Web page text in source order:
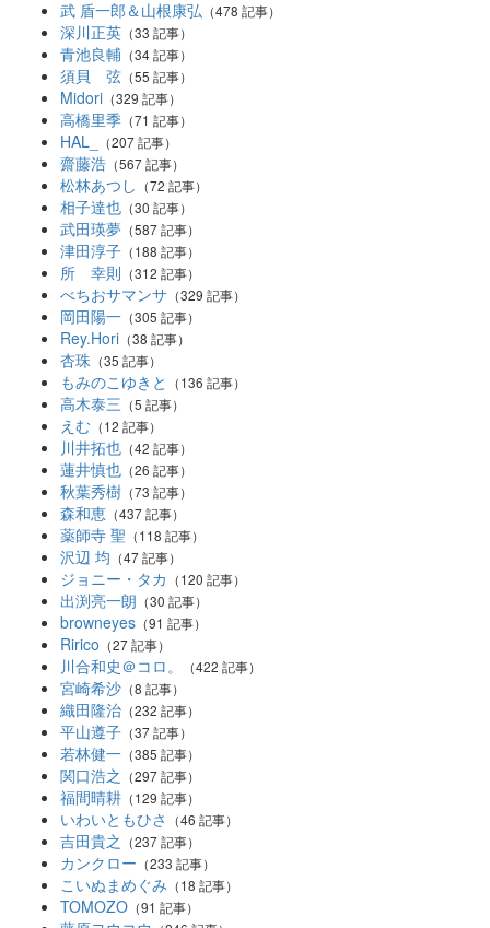
武 盾一郎＆山根康弘 （478 記事）
深川正英 （33 記事）
青池良輔 （34 記事）
須貝 弦 （55 記事）
Midori （329 記事）
高橋里季 （71 記事）
HAL_ （207 記事）
齋藤浩 （567 記事）
松林あつし （72 記事）
相子達也 （30 記事）
武田瑛夢 （587 記事）
津田淳子 （188 記事）
所 幸則 （312 記事）
べちおサマンサ （329 記事）
岡田陽一 （305 記事）
Rey.Hori （38 記事）
杏珠 （35 記事）
もみのこゆきと （136 記事）
高木泰三 （5 記事）
えむ （12 記事）
川井拓也 （42 記事）
蓮井慎也 （26 記事）
秋葉秀樹 （73 記事）
森和恵 （437 記事）
薬師寺 聖 （118 記事）
沢辺 均 （47 記事）
ジョニー・タカ （120 記事）
出渕亮一朗 （30 記事）
browneyes （91 記事）
Ririco （27 記事）
川合和史＠コロ。 （422 記事）
宮崎希沙 （8 記事）
織田隆治 （232 記事）
平山遵子 （37 記事）
若林健一 （385 記事）
関口浩之 （297 記事）
福間晴耕 （129 記事）
いわいともひさ （46 記事）
吉田貴之 （237 記事）
カンクロー （233 記事）
こいぬまめぐみ （18 記事）
TOMOZO （91 記事）